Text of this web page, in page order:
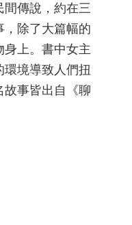
間傳說，約在三
除了大篇幅的
上。書中女主
境導致人們扭
事皆出自《聊